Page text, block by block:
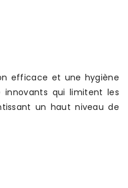
efficace et une hygiène
innovants qui limitent les
un haut niveau de